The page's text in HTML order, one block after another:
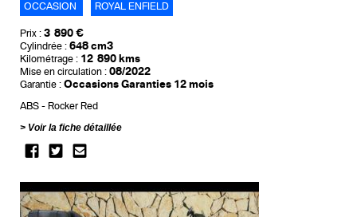
OCCASION ROYAL ENFIELD
Prix : 3 890 €
Cylindrée : 648 cm3
Kilométrage : 12 890 kms
Mise en circulation : 08/2022
Garantie : Occasions Garanties 12 mois
ABS
Rocker Red
Voir la fiche détaillée